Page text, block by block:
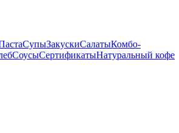
СупыЗакускиСалатыКомбо-
СоусыСертификатыНатуральный кофе